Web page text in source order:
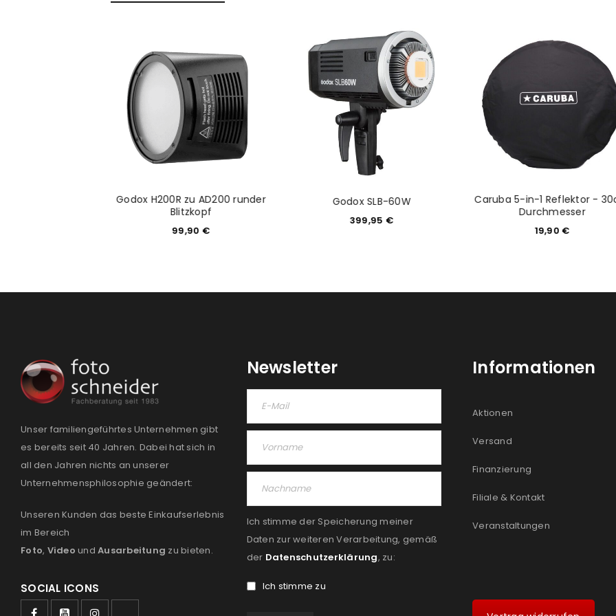
Angemeldet bleiben
ANMELDEN
PASSWORT VERGESSEN?
Please select all the ways
Ich stimme zu
Ja, ich möchte ein
Datenschutzerklärung
REGISTRIEREN
Godox H200R zu AD200 runder
Blitzkopf
99,90 €
Godox SLB-60W
399,95 €
Caruba 5-in-1 Reflektor -
Durchmesser
19,90€
Unser familiengeführtes Unternehmen gibt
es bereits seit 40 Jahren. Dabei hat sich in
all den Jahren nichts an unserer
Unternehmensphilosophie geändert:
Unseren Kunden das beste Einkaufserlebnis
im Bereich
Foto, Video und Ausarbeitung zu bieten.
SOCIAL ICONS
Newsletter
Ich stimme der Speicherung meiner
Daten zur weiteren Verarbeitung, gemäß
der Datenschutzerklärung, zu:
Ich stimme zu
Informationen
Aktionen
Versand
Finanzierung
Filiale & Kontakt
Veranstaltungen